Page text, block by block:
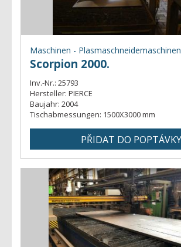
Maschinen - Plasmaschneidemaschinen
Scorpion 2000.
Inv.-Nr.: 25793
Hersteller: PIERCE
Baujahr: 2004
Tischabmessungen: 1500X3000 mm